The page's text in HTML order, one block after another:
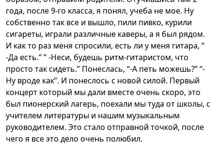
года, после 9-го класса, я понял, учеба не мое. Ну
собственно так все и вышло, пили пивко, курили
сигареты, играли различные каверы, а я был рядом.
И как то раз меня спросили, есть ли у меня гитара, ”
-Да есть.” ” -Неси, будешь ритм-гитаристом, что
просто так сидеть.” Понеслась, “-А петь можешь?” “-
Ну вроде как”. И понеслось с новой силой. Первый
концерт который мы дали вместе очень скоро, это
был пионерский лагерь, поехали мы туда от школы, с
учителем литературы и нашим музыкальным
руководителем. Это стало отправной точкой, после
чего я все это дело очень полюбил.